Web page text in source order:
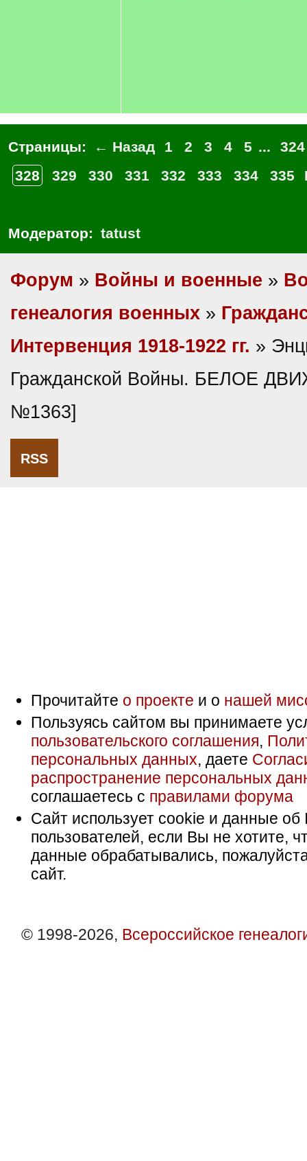
Страницы: ← Назад 1 2 3 4 5 ...
324
328
329 330 331 332 333 334 335
Модератор: tatust
Форум » Войны и военные »
генеалогия военных »
Интервенция 1918-1922 гг. »
Гражданской Войны. БЕЛОЕ
№1363]
RSS
Прочитайте о проекте и о нашей
Пользуясь сайтом вы принимаете
пользовательского соглашения,
персональных данных, даете
распространение персональных
соглашаетесь с правилами форума
Сайт использует cookie и данные об
пользователей, если Вы не хотите,
данные обрабатывались,
сайт.
© 1998-2026, Всероссийское